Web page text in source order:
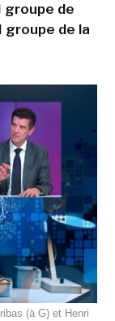
groupe de
groupe de la
(à G) et Henri